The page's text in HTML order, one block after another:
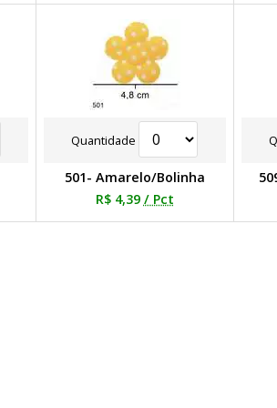
Quantidade
501- Amarelo/Bolinha
R$ 4,39 / Pct